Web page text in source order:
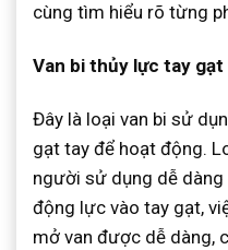
cùng tìm hiểu rõ từng
Van bi thủy lực tay gạt
Đây là loại van bi sử
gạt tay để hoạt động.
người sử dụng dễ
động lực vào tay gạt,
mở van được dễ dàng,